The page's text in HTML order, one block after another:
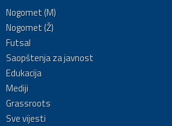
Nogomet (M)
Nogomet (Ž)
Futsal
Saopštenja za javnost
Edukacija
Mediji
Grassroots
Sve vijesti